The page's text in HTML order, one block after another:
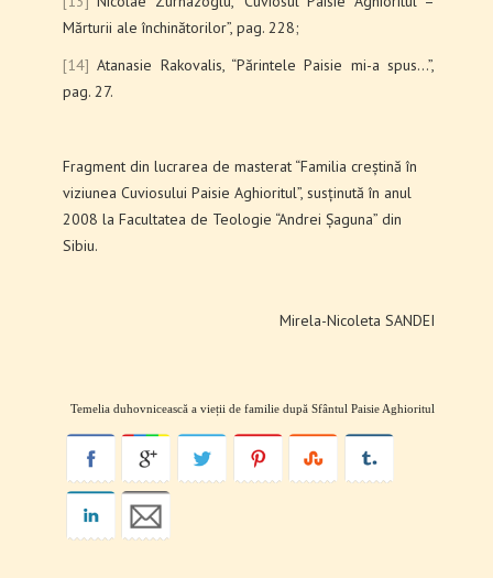
Mărturii ale închinătorilor”, pag. 228;
[14] Atanasie Rakovalis, “Părintele Paisie mi-a spus…”,
pag. 27.
Fragment din lucrarea de masterat “Familia creștină în
viziunea Cuviosului Paisie Aghioritul”, susținută în anul
2008 la Facultatea de Teologie “Andrei Șaguna” din
Sibiu.
Mirela-Nicoleta SANDEI
Temelia duhovnicească a vieții de familie după Sfântul Paisie Aghioritul